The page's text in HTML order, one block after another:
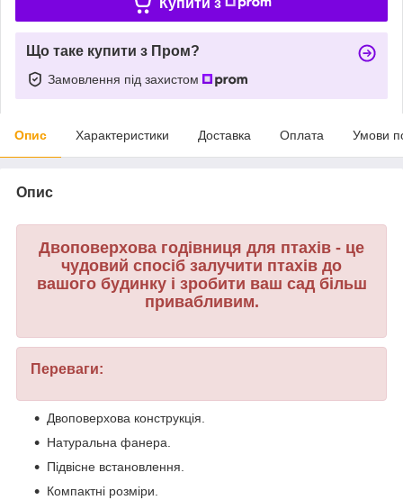
Що таке купити з Пром?
Замовлення під захистом
Опис Характеристики Доставка Оплата Умови
Опис
Двоповерхова годівниця для птахів - це
чудовий спосіб залучити птахів до
вашого будинку і зробити ваш сад більш
привабливим.
Переваги:
Двоповерхова конструкція.
Натуральна фанера.
Підвісне встановлення.
Компактні розміри.